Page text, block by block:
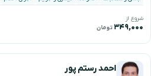
شروع از
۳۴۹,۰۰۰ تومان
احمد رستم پور